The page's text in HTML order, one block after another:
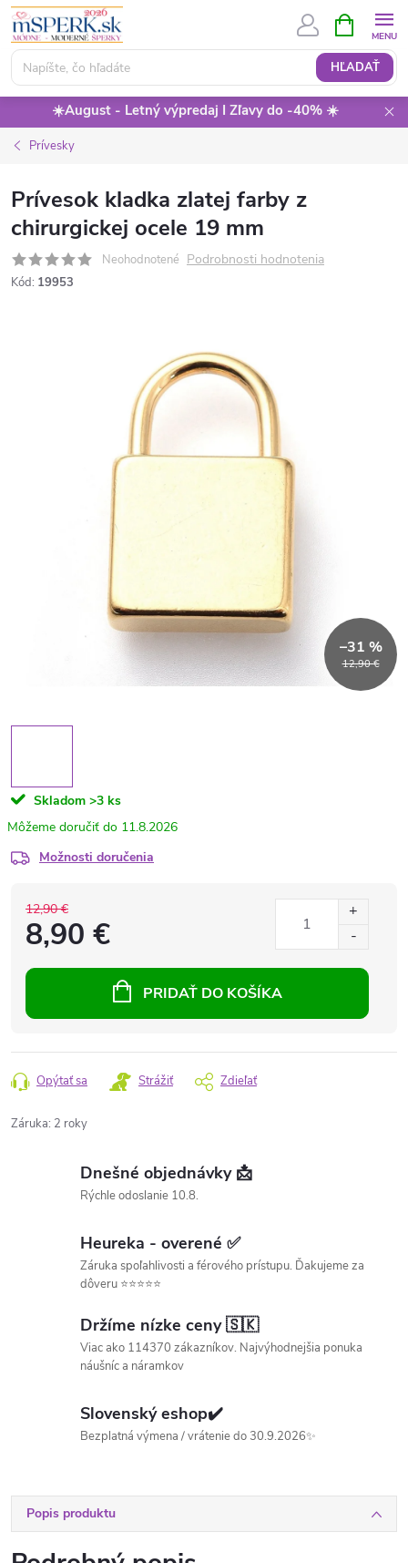
Prejsť
obsah
HĽADAŤ
KOŠÍK
☀️August - Letný výpredaj I Zľavy do -40% ☀️
Prívesky
Prívesok kladka zlatej farby z
chirurgickej ocele 19 mm
Neohodnotené Podrobnosti hodnotenia
Kód: 19953
12,90 €
–31 %
Skladom >3 ks
11.8.2026
Možnosti doručenia
12,90 €
8,90 €
PRIDAŤ DO KOŠÍKA
Opýtať sa Strážiť Zdieľať
Záruka: 2 roky
Dnešné objednávky 📩
Rýchle odoslanie 10.8.
Heureka - overené ✅
Záruka spoľahlivosti a férového prístupu. Ďakujeme za
dôveru ⭐⭐⭐⭐⭐
Držíme nízke ceny 🇸🇰
Viac ako 114370 zákazníkov. Najvýhodnejšia ponuka
náušníc a náramkov
Slovenský eshop✔️
Bezplatná výmena / vrátenie do 30.9.2026✨
Popis produktu